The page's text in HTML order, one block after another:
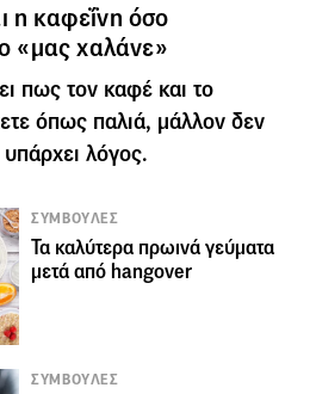
η καφεΐνη όσο
«μας χαλάνε»
πως τον καφέ και το
όπως παλιά, μάλλον δεν
υπάρχει λόγος.
ΣΥΜΒΟΥΛΕΣ
Τα καλύτερα πρωινά γεύματα
μετά από hangover
ΣΥΜΒΟΥΛΕΣ